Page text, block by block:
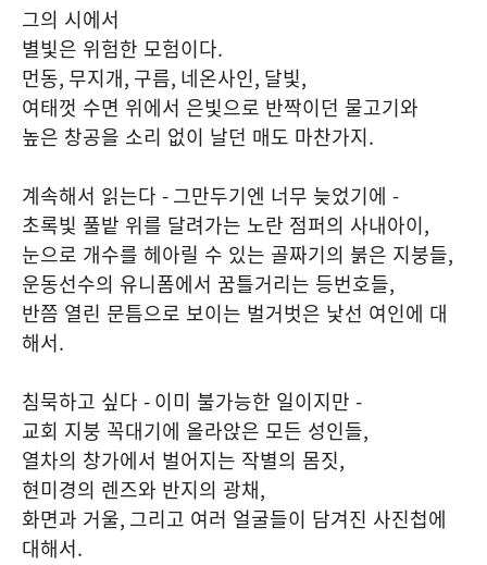
그의 시에서
별빛은 위험한 모험이다.
먼동, 무지개, 구름, 네온사인, 달빛,
여태껏 수면 위에서 은빛으로 반짝이던 물고기와
높은 창공을 소리 없이 날던 매도 마찬가지.
계속해서 읽는다 -그만두기엔 너무 늦었기에 -
초록빛 풀밭 위를 달려가는 노란 점퍼의 사내아이,
눈으로 개수를 헤아릴 수 있는 골짜기의 붉은 지붕들,
운동선수의 유니폼에서 꿈틀거리는 등번호들,
반쯤 열린 문틈으로 보이는 벌거벗은 낯선 여인에 대
해서.
침묵하고 싶다 -이미 불가능한 일이지만 -
교회 지붕 꼭대기에 올라앉은 모든 성인들,
열차의 창가에서 벌어지는 작별의 몸짓,
현미경의 렌즈와 반지의 광채,
화면과 거울, 그리고 여러 얼굴들이 담겨진 사진첩에
대해서.